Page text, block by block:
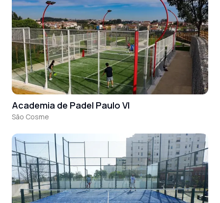
Academia de Padel Paulo VI
São Cosme